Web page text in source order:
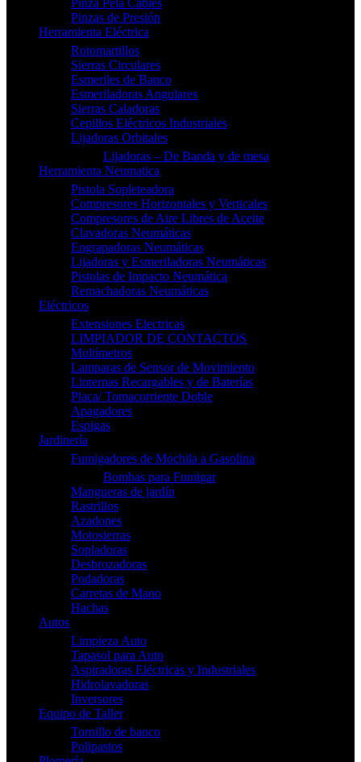
Pinza Pela Cables
Pinzas de Presión
Herramienta Eléctrica
Rotomartillos
Sierras Circulares
Esmeriles de Banco
Esmeriladoras Angulares
Sierras Caladoras
Cepillos Eléctricos Industriales
Lijadoras Orbitales
Lijadoras – De Banda y de mesa
Herramienta Neumatica
Pistola Sopleteadora
Compresores Horizontales y Verticales
Compresores de Aire Libres de Aceite
Clavadoras Neumáticas
Engrapadoras Neumáticas
Lijadoras y Esmeriladoras Neumáticas
Pistolas de Impacto Neumática
Remachadoras Neumáticas
Eléctricos
Extensiones Electricas
LIMPIADOR DE CONTACTOS
Multímetros
Lamparas de Sensor de Movimiento
Linternas Recargables y de Baterías
Placa/ Tomacorriente Doble
Apagadores
Espigas
Jardinería
Fumigadores de Mochila a Gasolina
Bombas para Fumigar
Mangueras de jardín
Rastrillos
Azadones
Motosierras
Sopladoras
Desbrozadoras
Podadoras
Carretas de Mano
Hachas
Autos
Limpieza Auto
Tapasol para Auto
Aspiradoras Eléctricas y Industriales
Hidrolavadoras
Inversores
Equipo de Taller
Tornillo de banco
Polipastos